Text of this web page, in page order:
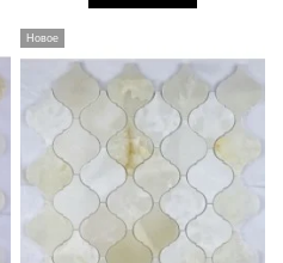
Новое